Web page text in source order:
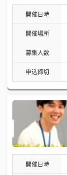
開催日時
開催場所
募集人数
申込締切
開催日時